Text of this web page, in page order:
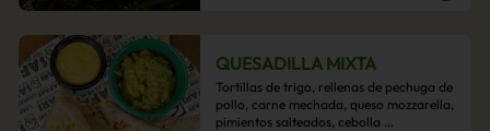
QUESADILLA MIXTA
Tortillas de trigo, rellenas de pechuga de
pollo, carne mechada, queso mozzarella,
pimientos salteados, cebolla